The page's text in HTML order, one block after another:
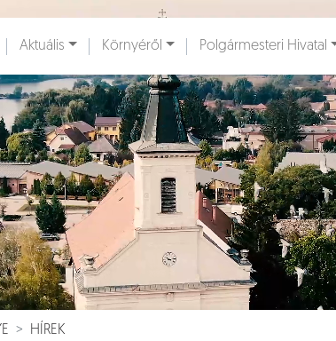
Ugrás a fő tartalomhoz
Aktuális Környéről Polgármesteri Hivatal
HÍREK
[] Dokumentumok []